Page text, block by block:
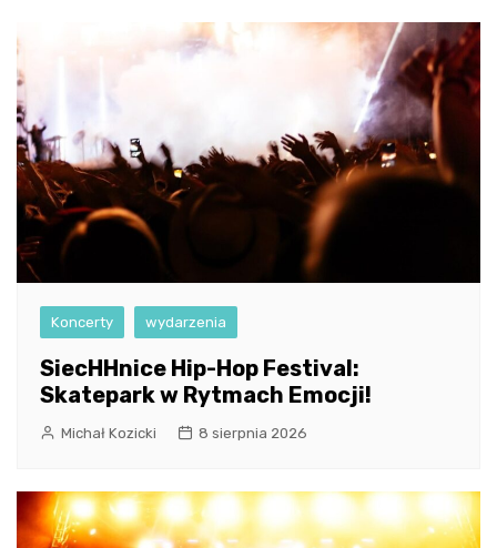
Koncerty wydarzenia
SiecHHnice Hip-Hop Festival:
Skatepark w Rytmach Emocji!
Michał Kozicki 8 sierpnia 2026